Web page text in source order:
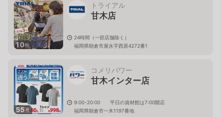
10枚
トライアル
甘木店
24時間（一部店舗除く）
福岡県朝倉市屋永字西原4272番1
55枚
コメリパワー
甘木インター店
9:00-20:00 平日の資材館は7:00開店
福岡県朝倉市一木1197番地